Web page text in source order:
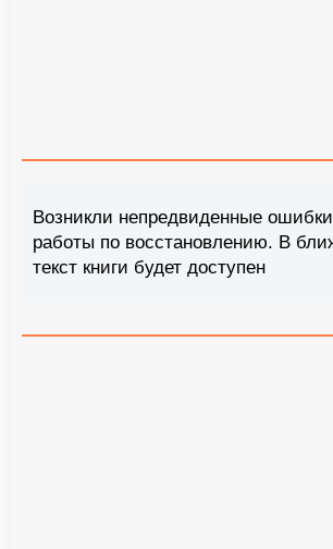
Возникли непредвиденные
работы по восстановлению. В
текст книги будет доступен